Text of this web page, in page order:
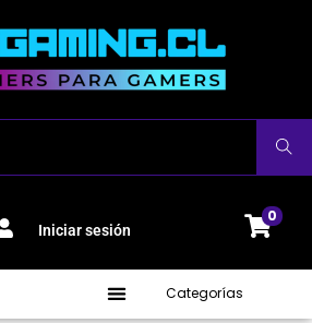
Buscar
Iniciar sesión
0
Categorías